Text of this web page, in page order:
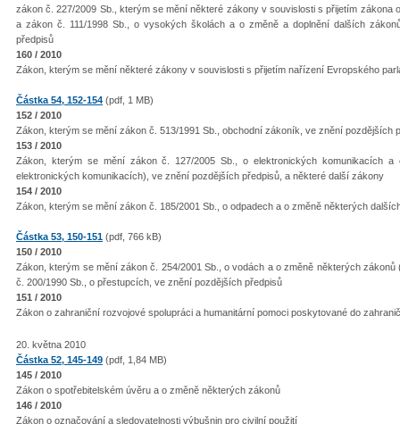
zákon č. 227/2009 Sb., kterým se mění některé zákony v souvislosti s přijetím
a zákon č. 111/1998 Sb., o vysokých školách a o změně a doplnění dalších
předpisů
160 / 2010
Zákon, kterým se mění některé zákony v souvislosti s přijetím nařízení Evropského
Částka 54, 152-154 (pdf, 1 MB)
152 / 2010
Zákon, kterým se mění zákon č. 513/1991 Sb., obchodní zákoník, ve znění pozdějších
153 / 2010
Zákon, kterým se mění zákon č. 127/2005 Sb., o elektronických komunikacích
elektronických komunikacích), ve znění pozdějších předpisů, a některé další zákony
154 / 2010
Zákon, kterým se mění zákon č. 185/2001 Sb., o odpadech a o změně některých
Částka 53, 150-151 (pdf, 766 kB)
150 / 2010
Zákon, kterým se mění zákon č. 254/2001 Sb., o vodách a o změně některých
č. 200/1990 Sb., o přestupcích, ve znění pozdějších předpisů
151 / 2010
Zákon o zahraniční rozvojové spolupráci a humanitární pomoci poskytované do
20. května 2010
Částka 52, 145-149 (pdf, 1,84 MB)
145 / 2010
Zákon o spotřebitelském úvěru a o změně některých zákonů
146 / 2010
Zákon o označování a sledovatelnosti výbušnin pro civilní použití